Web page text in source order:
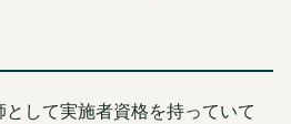
して実施者資格を持っていて